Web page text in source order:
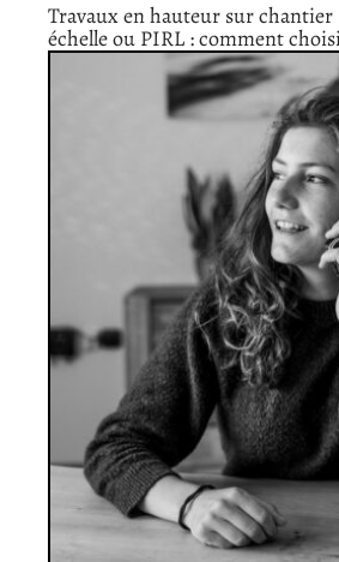
Travaux en hauteur sur chantier
échelle ou PIRL : comment